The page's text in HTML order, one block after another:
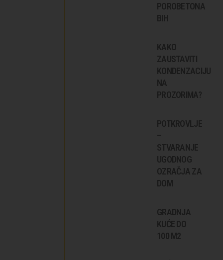
POROBETONA
BIH
KAKO
ZAUSTAVITI
KONDENZACIJU
NA
PROZORIMA?
POTKROVLJE
–
STVARANJE
UGODNOG
OZRAČJA ZA
DOM
GRADNJA
KUĆE DO
100 M2